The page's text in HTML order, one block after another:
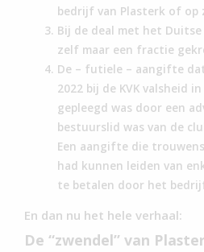
bedrijf van Plasterk of op
Bij de deal met het
zelf maar een fractie
De – futiele – aangifte
2022 bij de KVK valsheid
gepleegd was door een
bestuurslid was van de
Een aangifte die
had kunnen leiden van
te betalen door het
En dan nu het hele verhaal:
De “zwendel” van